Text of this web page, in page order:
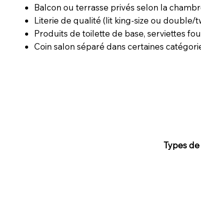
Balcon ou terrasse privés selon la
Literie de qualité (lit king-size ou double/
Produits de toilette de base, serviettes
Coin salon séparé dans certaines
Types